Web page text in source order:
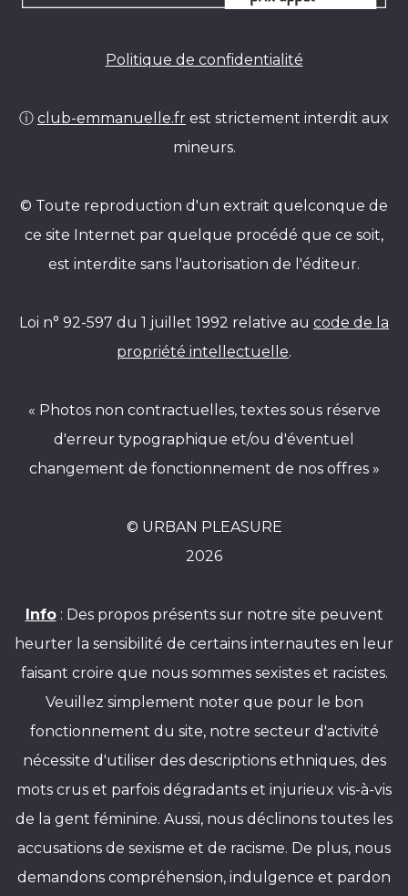
Politique de confidentialité
ⓘ club-emmanuelle.fr est strictement interdit aux
mineurs.
© Toute reproduction d'un extrait quelconque de
ce site Internet par quelque procédé que ce soit,
est interdite sans l'autorisation de l'éditeur.
Loi n° 92-597 du 1 juillet 1992 relative au code de la
propriété intellectuelle.
« Photos non contractuelles, textes sous réserve
d'erreur typographique et/ou d'éventuel
changement de fonctionnement de nos offres »
© URBAN PLEASURE
2026
Info: Des propos présents sur notre site peuvent
heurter la sensibilité de certains internautes en leur
faisant croire que nous sommes sexistes et racistes.
Veuillez simplement noter que pour le bon
fonctionnement du site, notre secteur d'activité
nécessite d'utiliser des descriptions ethniques, des
mots crus et parfois dégradants et injurieux vis-à-vis
de la gent féminine. Aussi, nous déclinons toutes les
accusations de sexisme et de racisme. De plus, nous
demandons compréhension, indulgence et pardon